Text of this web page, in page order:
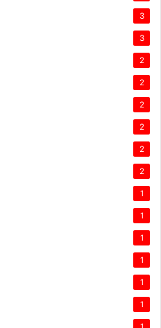
3
3
2
2
2
2
2
2
1
1
1
1
1
1